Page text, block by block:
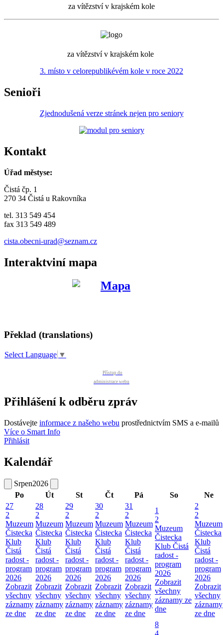
za vítězství v krajském kole
za vítězství v krajském kole
3. místo v celorepublikévém kole v roce 2022
Senioři
Zjednodušená verze stránek nejen pro seniory
Kontakt
Úřad městyse:
Čistá čp. 1
270 34 Čistá u Rakovníka
tel. 313 549 454
fax 313 549 489
cista.obecni-urad@seznam.cz
Interaktviní mapa
Překlad (translations)
Select Language ▼
Přístup do
administrace webu
Přihlášení k odběru zpráv
Dostávejte informace z našeho webu prostřednictvím SMS a e-mailů
Více o Smart Info
Přihlásit
Kalendář
Srpen2026
Po
Út St Čt Pá So
Ne
27
2
Muzeum
Čistecka
Klub
Čistá
radost -
program
2026
Zobrazit
všechny
záznamy
ze dne
28
2
Muzeum
Čistecka
Klub
Čistá
radost -
program
2026
Zobrazit
všechny
záznamy
ze dne
29
2
Muzeum
Čistecka
Klub
Čistá
radost -
program
2026
Zobrazit
všechny
záznamy
ze dne
30
2
Muzeum
Čistecka
Klub
Čistá
radost -
program
2026
Zobrazit
všechny
záznamy
ze dne
31
2
Muzeum
Čistecka
Klub
Čistá
radost -
program
2026
Zobrazit
všechny
záznamy
ze dne
1
2
Muzeum
Čistecka
Klub Čistá
radost -
program
2026
Zobrazit
všechny
záznamy ze
dne
2
2
Muzeum
Čistecka
Klub
Čistá
radost -
program
2026
Zobrazit
všechny
záznamy
ze dne
8